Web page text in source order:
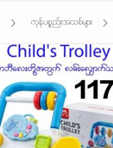
ကုန်ပစ္စည်းအသစ်များ